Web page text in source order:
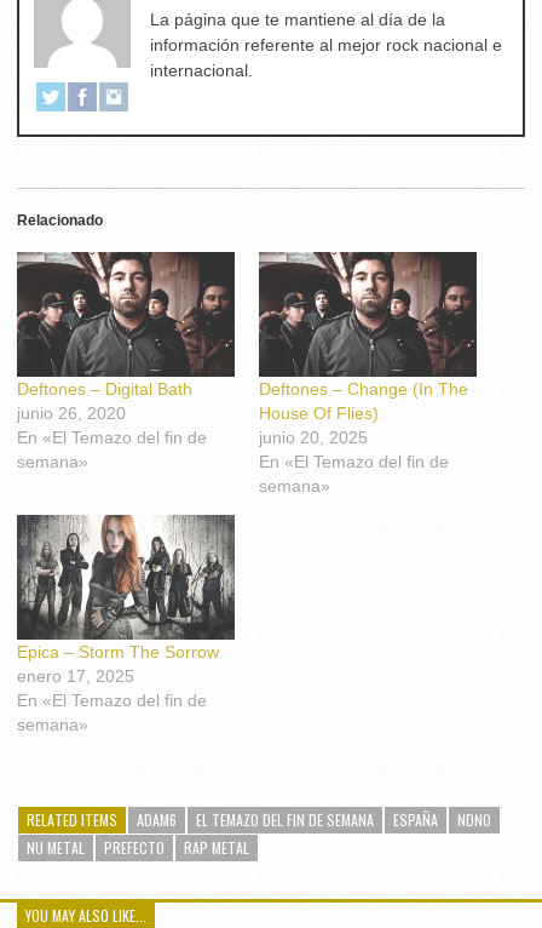
La página que te mantiene al día de la
información referente al mejor rock nacional e
internacional.
Relacionado
Deftones – Digital Bath
junio 26, 2020
En «El Temazo del fin de
semana»
Deftones – Change (In The
House Of Flies)
junio 20, 2025
En «El Temazo del fin de
semana»
Epica – Storm The Sorrow
enero 17, 2025
En «El Temazo del fin de
semana»
RELATED ITEMS ADAM6 EL TEMAZO DEL FIN DE SEMANA ESPAÑA
NDNO
NU METAL
PREFECTO RAP METAL
YOU MAY ALSO LIKE...